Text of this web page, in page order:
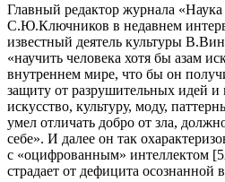
Главный редактор журнала
С.Ю.Ключников в недавнем
известный деятель культуры
«научить человека хотя бы азам
внутреннем мире, что бы он
защиту от разрушительных идей и
искусство, культуру, моду,
умел отличать добро от зла,
себе». И далее он так
с «оцифрованным» интеллектом
страдает от дефицита осознанной